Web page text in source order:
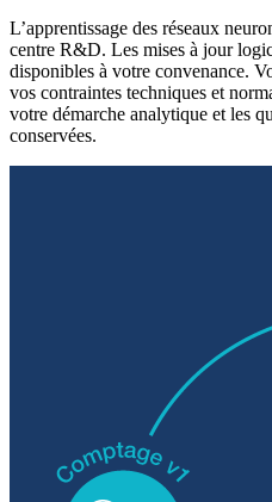
L’apprentissage des réseaux
centre R&D. Les mises à jour
disponibles à votre convenance.
vos contraintes techniques et
votre démarche analytique et les
conservées.